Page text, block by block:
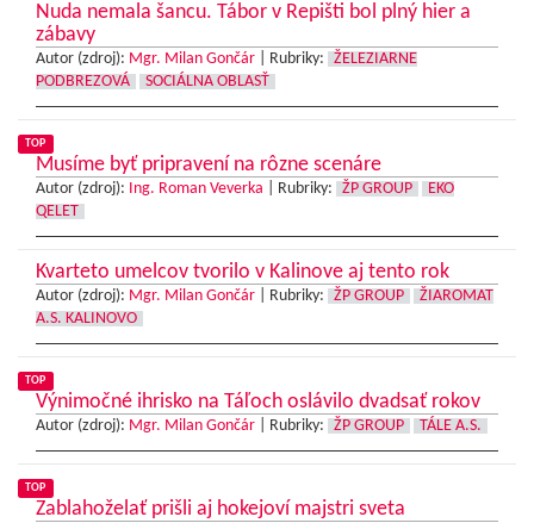
Nuda nemala šancu. Tábor v Repišti bol plný hier a
zábavy
Autor (zdroj): Mgr. Milan Gončár Rubriky:
ŽELEZIARNE
PODBREZOVÁ
SOCIÁLNA OBLASŤ
TOP
Musíme byť pripravení na rôzne scenáre
Autor (zdroj): Ing. Roman Veverka Rubriky: ŽP GROUP
EKO
QELET
Kvarteto umelcov tvorilo v Kalinove aj tento rok
Autor (zdroj): Mgr. Milan Gončár Rubriky: ŽP GROUP
ŽIAROMAT
A.S. KALINOVO
TOP
Výnimočné ihrisko na Táľoch oslávilo dvadsať rokov
Autor (zdroj): Mgr. Milan Gončár Rubriky: ŽP GROUP TÁLE A.S.
TOP
Zablahoželať prišli aj hokejoví majstri sveta